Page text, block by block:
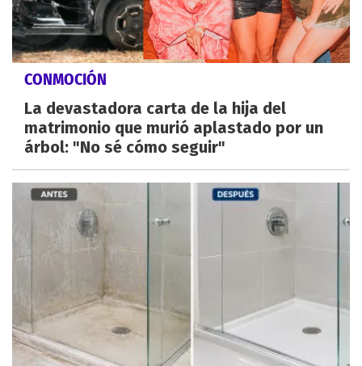
CONMOCIÓN
La devastadora carta de la hija del
matrimonio que murió aplastado por un
árbol: "No sé cómo seguir"